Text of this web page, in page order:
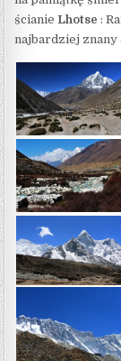
ścianieLhotse :
najbardziej znany